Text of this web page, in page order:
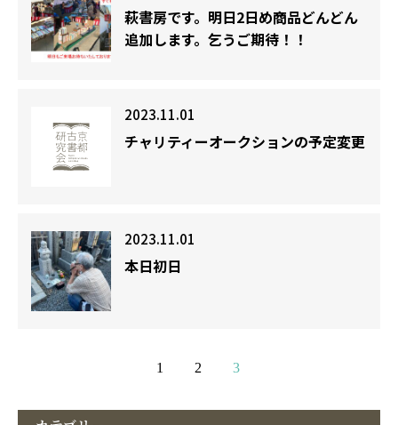
萩書房です。明日2日め商品どんどん
追加します。乞うご期待！！
2023.11.01
チャリティーオークションの予定変更
2023.11.01
本日初日
1 2 3